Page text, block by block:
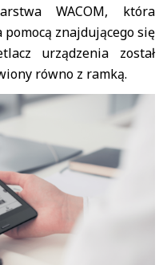
WACOM, która
znajdującego się
urządzenia został
równo z ramką.